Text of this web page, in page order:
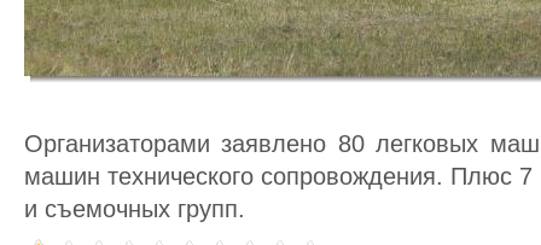
Организаторами заявлено 80 легковых
машин технического сопровождения. Плюс 7
и съемочных групп.